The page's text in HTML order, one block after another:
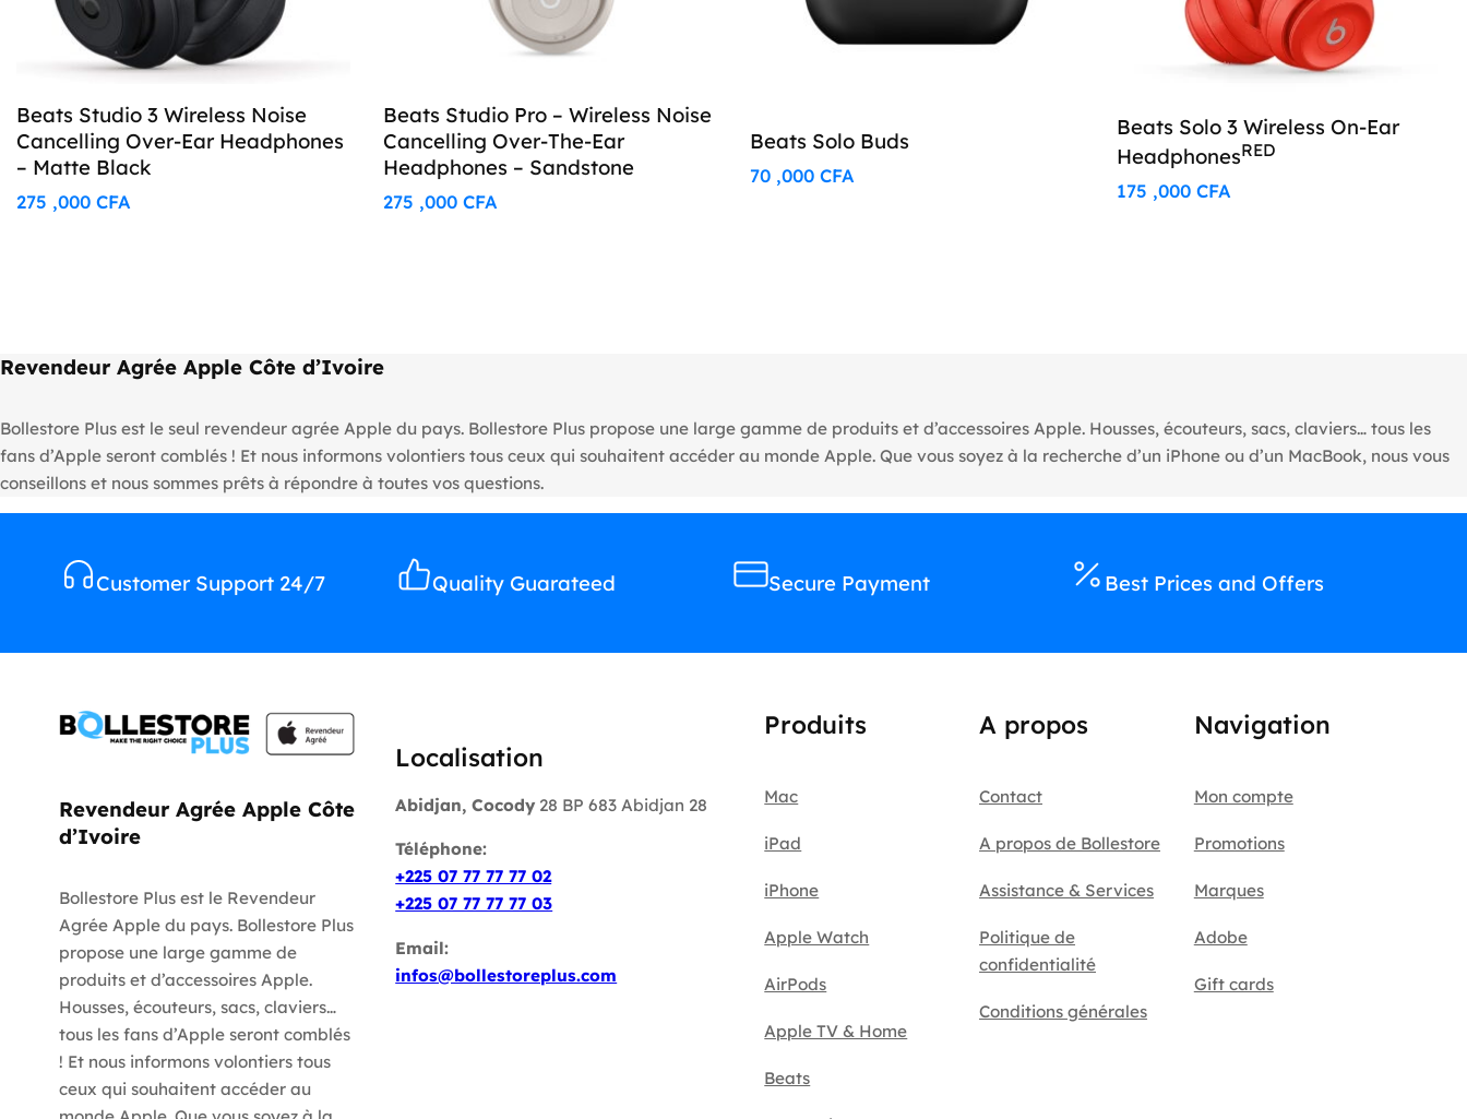
Beats Studio 3 Wireless Noise
Cancelling Over-Ear Headphones
– Matte Black
275 ,000CFA
Beats Studio Pro – Wireless Noise
Cancelling Over-The-Ear
Headphones – Sandstone
275 ,000CFA
Beats Solo Buds
70 ,000CFA
Beats Solo 3 Wireless On-Ear
HeadphonesRED
175 ,000CFA
Revendeur Agrée Apple Côte d’Ivoire
Bollestore Plus est le seul revendeur agrée Apple du pays. Bollestore Plus propose une large gamme de produits et d’accessoires Apple. Housses, écouteurs, sacs, claviers… tous les
fans d’Apple seront comblés ! Et nous informons volontiers tous ceux qui souhaitent accéder au monde Apple. Que vous soyez à la recherche d’un iPhone ou d’un MacBook, nous vous
conseillons et nous sommes prêts à répondre à toutes vos questions.
Customer Support 24/7 Quality Guarateed Secure Payment Best Prices and Offers
Revendeur Agrée Apple Côte
d’Ivoire
Bollestore Plus est le Revendeur
Agrée Apple du pays. Bollestore Plus
propose une large gamme de
produits et d’accessoires Apple.
Housses, écouteurs, sacs, claviers…
tous les fans d’Apple seront comblés
! Et nous informons volontiers tous
ceux qui souhaitent accéder au
Localisation
Abidjan, Cocody 28 BP 683 Abidjan 28
Téléphone:
+225 07 77 77 77 02
+225 07 77 77 77 03
Email:
infos@bollestoreplus.com
Produits
Mac
iPad
iPhone
Apple Watch
AirPods
Apple TV & Home
Beats
A propos
Contact
A propos de Bollestore
Assistance & Services
Politique de
confidentialité
Conditions générales
Navigation
Mon compte
Promotions
Marques
Adobe
Gift cards